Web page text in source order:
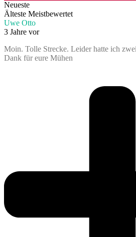
Neueste
Älteste Meistbewertet
Uwe Otto
3 Jahre vor
Moin. Tolle Strecke. Leider hatte ich
Dank für eure Mühen